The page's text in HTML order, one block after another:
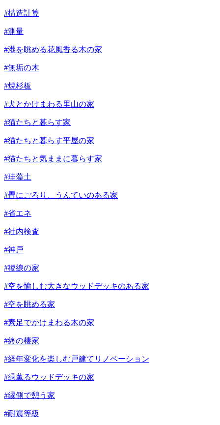
#構造計算
#測量
#港を眺める花風香る木の家
#無垢の木
#焼杉板
#犬とかけまわる里山の家
#猫たちと暮らす家
#猫たちと暮らす平屋の家
#猫たちと気ままに暮らす家
#珪藻土
#畳にごろり、うんていのある家
#省エネ
#社内検査
#神戸
#稜線の家
#空を愉しむ大きなウッドデッキのある家
#空を眺める家
#素足でかけまわる木の家
#終の棲家
#経年変化を楽しむ戸建てリノベーション
#緑薫るウッドデッキの家
#縁側で憩う家
#耐震等級